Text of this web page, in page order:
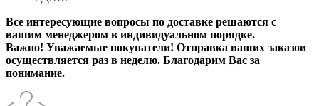
Все интересующие вопросы по доставке решаются с
вашим менеджером в индивидуальном порядке.
Важно! Уважаемые покупатели! Отправка ваших заказов
осуществляется раз в неделю. Благодарим Вас за
понимание.